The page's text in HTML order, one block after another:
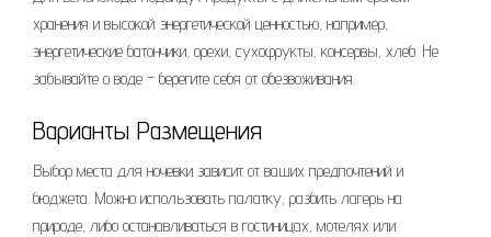
хранения и высокой энергетической ценностью, например,
энергетические батончики, орехи, сухофрукты, консервы, хлеб. Не
забывайте о воде – берегите себя от обезвоживания.
Варианты Размещения
Выбор места для ночевки зависит от ваших предпочтений и
бюджета. Можно использовать палатку, разбить лагерь на
природе, либо останавливаться в гостиницах, мотелях или